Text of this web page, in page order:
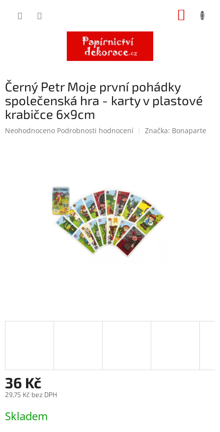
Černý Petr Moje první pohádky
společenská hra - karty v plastové
krabičce 6x9cm
Průměrné
Neohodnoceno Podrobnosti hodnocení Značka: Bonaparte
36 Kč
29,75 Kč bez DPH
cena:
Skladem